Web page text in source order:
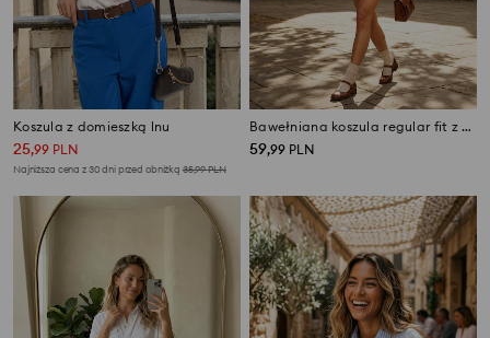
Koszula z domieszką lnu
25,99 PLN
Najniższa cena z 30 dni przed obniżką 35,99PLN
Bawełniana koszula regular fit z koronkowymi detalami
59,99 PLN